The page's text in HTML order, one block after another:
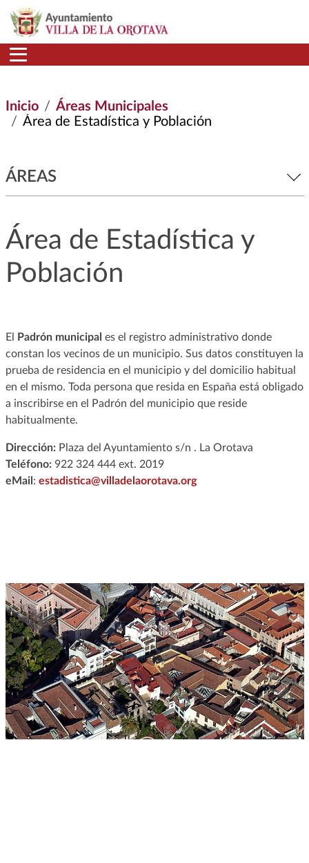
Pasar al contenido principal
Inicio
Áreas Municipales
Área de Estadística y Población
ÁREAS
Área de Estadística y
Población
El Padrón municipal es el registro administrativo donde
constan los vecinos de un municipio. Sus datos constituyen la
prueba de residencia en el municipio y del domicilio habitual
en el mismo. Toda persona que resida en España está obligado
a inscribirse en el Padrón del municipio que reside
habitualmente.
Dirección:Plaza del Ayuntamiento s/n . La Orotava
Teléfono:922 324 444 ext. 2019
eMail : estadistica@villadelaorotava.org